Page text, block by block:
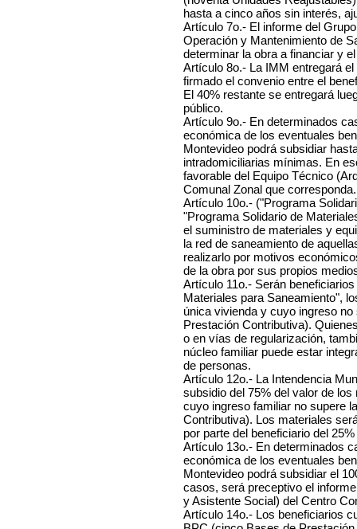
hasta a cinco años sin interés,
Artículo 7o.- El informe del
Operación y Mantenimiento de
determinar la obra a financiar y
Artículo 8o.- La IMM entregará
firmado el convenio entre el
El 40% restante se entregará
público.
Artículo 9o.- En determinados
económica de los eventuales
Montevideo podrá subsidiar
intradomiciliarias mínimas. En
favorable del Equipo Técnico
Comunal Zonal que corresponda.
Artículo 10o.- ("Programa
"Programa Solidario de
el suministro de materiales y
la red de saneamiento de
realizarlo por motivos
de la obra por sus propios
Artículo 11o.- Serán
Materiales para Saneamiento",
única vivienda y cuyo ingreso
Prestación Contributiva).
o en vías de regularización,
núcleo familiar puede estar
de personas.
Artículo 12o.- La Intendencia
subsidio del 75% del valor de
cuyo ingreso familiar no supere
Contributiva). Los materiales
por parte del beneficiario del
Artículo 13o.- En determinados
económica de los eventuales
Montevideo podrá subsidiar el
casos, será preceptivo el
y Asistente Social) del Centro
Artículo 14o.- Los beneficiarios